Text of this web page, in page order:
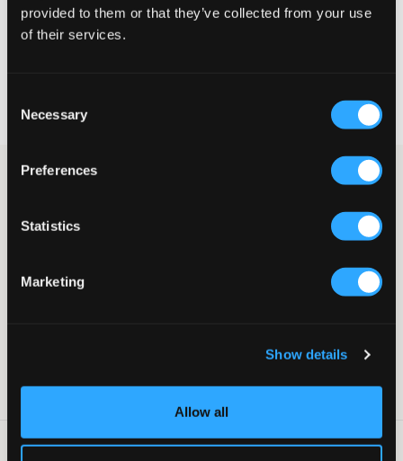
provided to them or that they’ve collected from your use
of their services.
Selection
Necessary
Preferences
Statistics
Marketing
Show details
Allow all
VÄLJ STORLEK
Leverans2-4 vardagar
Väst från Lyle & Scott i en olivgrön nyans. Västen är lätt
innerfickor. Märkets logga sitter på en patch och den är
placerad på bröstet. Bär denna som den är eller under en jacka
Dragkedj
Tvättråd: